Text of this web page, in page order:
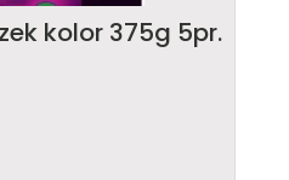
kolor 375g 5pr.